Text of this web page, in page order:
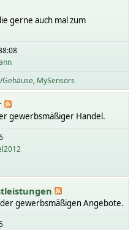
gerne auch mal zum
MySensors
gewerbsmäßiger Handel.
gewerbsmäßigen Angebote.